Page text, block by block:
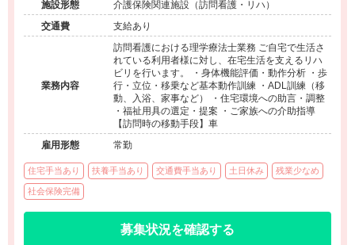
施設形態
介護保険関連施設（訪問看護・リハ）
交通費
支給あり
業務内容
訪問看護における理学療法士業務 ご自宅で生活さ
れている利用者様に対し、在宅生活を支えるリハ
ビリを行います。 ・身体機能評価・動作分析 ・歩
行・立位・移乗など基本動作訓練 ・ADL訓練（移
動、入浴、家事など） ・住宅環境への助言・調整
・福祉用具の選定・提案 ・ご家族への介助指導
【訪問時の移動手段】車
雇用形態
常勤
住宅手当あり 扶養手当あり 交通費手当あり 土日休み 残業少なめ
社会保険完備
募集状況を確認する